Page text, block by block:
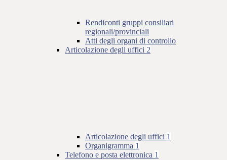
Rendiconti gruppi consiliari
regionali/provinciali
Atti degli organi di controllo
Articolazione degli uffici 2
Articolazione degli uffici 1
Organigramma 1
Telefono e posta elettronica 1